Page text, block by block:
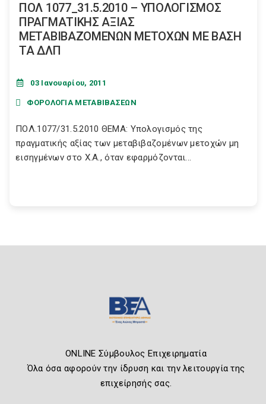
ΠΟΛ 1077_31.5.2010 – ΥΠΟΛΟΓΙΣΜΟΣ
ΠΡΑΓΜΑΤΙΚΗΣ ΑΞΙΑΣ
ΜΕΤΑΒΙΒΑΖΟΜΕΝΩΝ ΜΕΤΟΧΩΝ ΜΕ ΒΑΣΗ
ΤΑ ΔΛΠ
03 Ιανουαρίου, 2011
ΦΟΡΟΛΟΓΙΑ ΜΕΤΑΒΙΒΑΣΕΩΝ
ΠΟΛ.1077/31.5.2010 ΘΕΜΑ: Υπολογισμός της
πραγματικής αξίας των μεταβιβαζομένων μετοχών μη
εισηγμένων στο Χ.Α., όταν εφαρμόζονται...
ONLINE Σύμβουλος Επιχειρηματία
Όλα όσα αφορούν την ίδρυση και την λειτουργία της
επιχείρησής σας.